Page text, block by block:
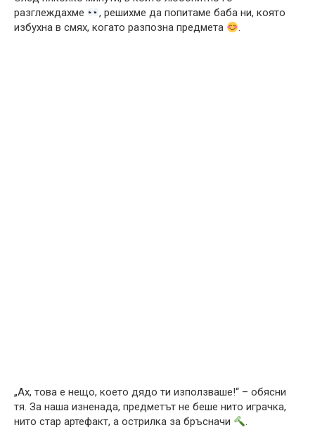
разглеждахме
, решихме да попитаме баба ни, която
избухна в смях, когато разпозна предмета
.
„Ах, това е нещо, което дядо ти използваше!“ – обясни
тя. За наша изненада, предметът не беше нито играчка,
нито стар артефакт, а острилка за бръсначи
.